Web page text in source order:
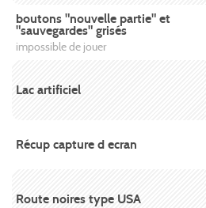
boutons "nouvelle partie" et
"sauvegardes" grisés
impossible de jouer
Lac artificiel
Récup capture d ecran
Route noires type USA